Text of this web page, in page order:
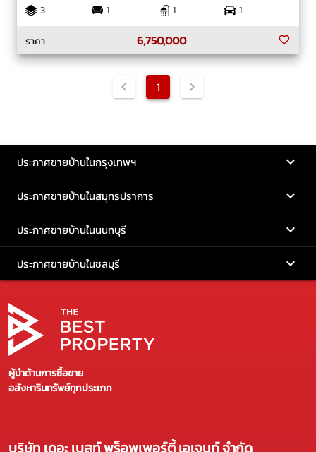
3
1 1
1
ราคา
6,750,000
1
ประกาศขายบ้านในกรุงเทพฯ
ประกาศขายบ้านในสมุทรปราการ
ประกาศขายบ้านในนนทบุรี
ประกาศขายบ้านในชลบุรี
ผู้นำด้านการซื้อขาย
อสังหาริมทรัพย์ทุกประเภท
บริษัท เดอะ เบสท์ พร็อพเพอร์ตี้ เอเจนท์ จำกัด